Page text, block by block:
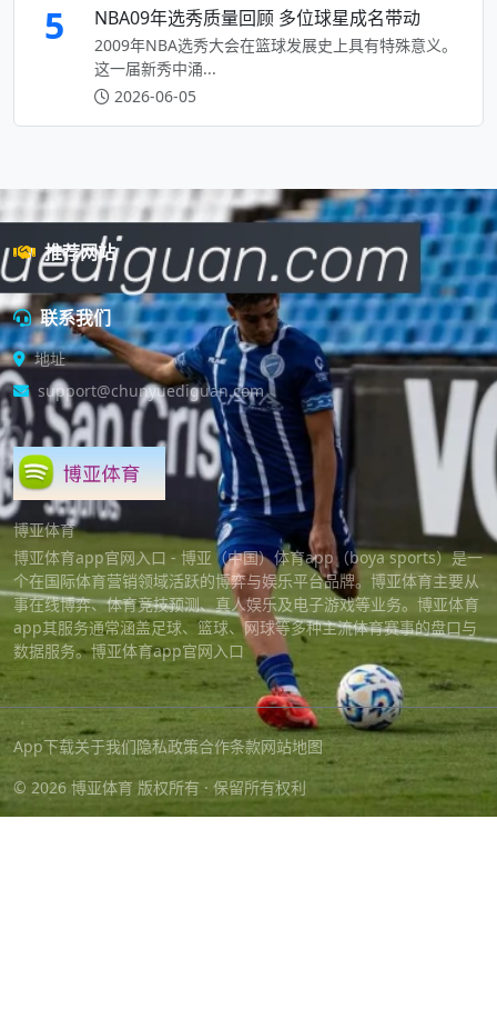
5 NBA09年选秀质量回顾 多位球星成名带动
2009年NBA选秀大会在篮球发展史上具有特殊意义。
这一届新秀中涌...
2026-06-05
推荐网站
联系我们
地址
support@chunyuediguan.com
博亚体育
博亚体育app官网入口 - 博亚（中国）体育app（boya sports）是一
个在国际体育营销领域活跃的博弈与娱乐平台品牌。博亚体育主要从
事在线博弈、体育竞技预测、真人娱乐及电子游戏等业务。博亚体育
app其服务通常涵盖足球、篮球、网球等多种主流体育赛事的盘口与
数据服务。博亚体育app官网入口
App下载关于我们隐私政策合作条款网站地图
© 2026 博亚体育 版权所有 · 保留所有权利